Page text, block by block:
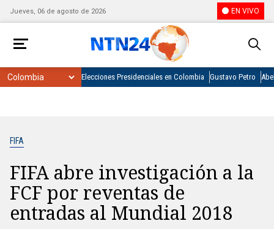
Jueves, 06 de agosto de 2026 EN VIVO
Elecciones Presidenciales en Colombia Gustavo Petro
FIFA
FIFA abre investigación a la
FCF por reventas de
entradas al Mundial 2018